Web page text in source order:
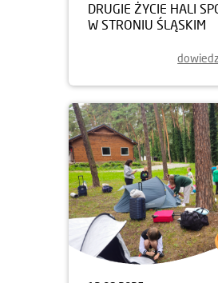
DRUGIE ŻYCIE HALI
W STRONIU ŚLĄSKIM